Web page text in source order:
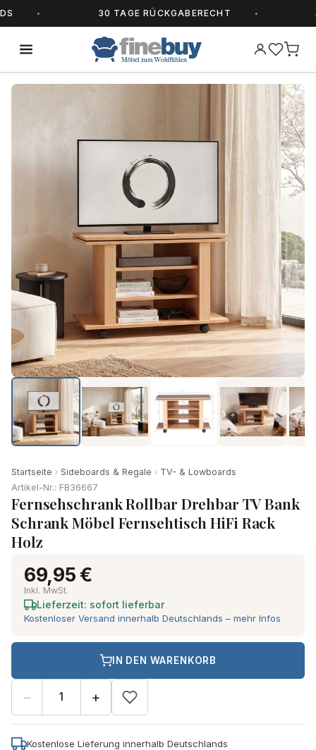
30 TAGE RÜCKGABERECHT
Startseite Sideboards & Regale
TV- & Lowboards
Artikel-Nr.: FB36667
Fernsehschrank Rollbar Drehbar TV Bank
Schrank Möbel Fernsehtisch HiFi Rack
Holz
69,95 €
Inkl. MwSt.
Lieferzeit: sofort lieferbar
Kostenloser Versand innerhalb Deutschlands – mehr Infos
− +
IN DEN WARENKORB
Kostenlose Lieferung innerhalb Deutschlands